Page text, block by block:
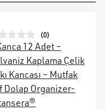
(0)
12 Adet –
Kaplama Çelik
Kancası – Mutfak
Dolap Organizer-